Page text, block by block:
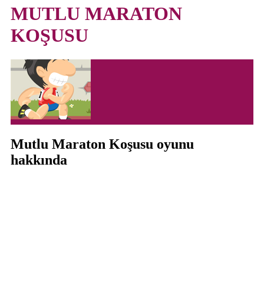
MUTLU MARATON
KOŞUSU
Mutlu Maraton Koşusu oyunu
hakkında